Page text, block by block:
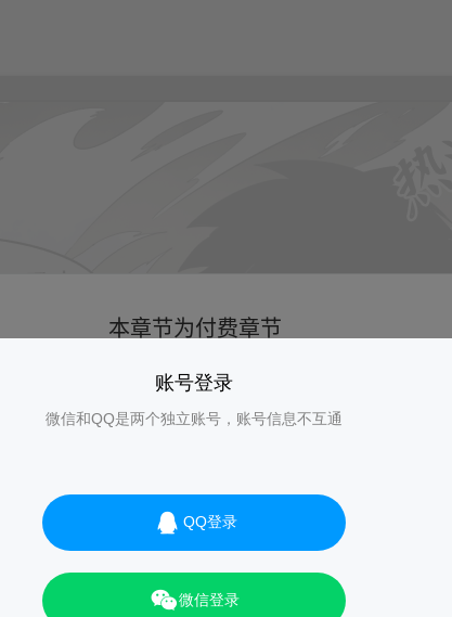
账号登录
微信和QQ是两个独立账号，账号信息不互通
QQ登录
微信登录